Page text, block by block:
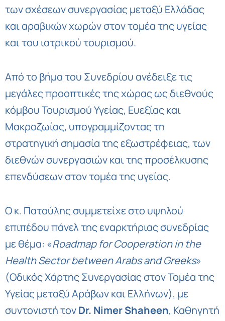
των σχέσεων συνεργασίας μεταξύ Ελλάδας
και αραβικών χωρών στον τομέα της υγείας
και του ιατρικού τουρισμού.
Από το βήμα του Συνεδρίου ανέδειξε τις
μεγάλες προοπτικές της χώρας ως διεθνούς
κόμβου Τουρισμού Υγείας, Ευεξίας και
Μακροζωίας, υπογραμμίζοντας τη
στρατηγική σημασία της εξωστρέφειας, των
διεθνών συνεργασιών και της προσέλκυσης
επενδύσεων στον τομέα της υγείας.
Ο κ. Πατούλης συμμετείχε στο υψηλού
επιπέδου πάνελ της εναρκτήριας συνεδρίας
με θέμα: «Roadmap for Cooperation in the
Health Sector between Arabs and Greeks»
(Οδικός Χάρτης Συνεργασίας στον Τομέα της
Υγείας μεταξύ Αράβων και Ελλήνων), με
συντονιστή τονDr. Nimer Shaheen, Καθηγητή